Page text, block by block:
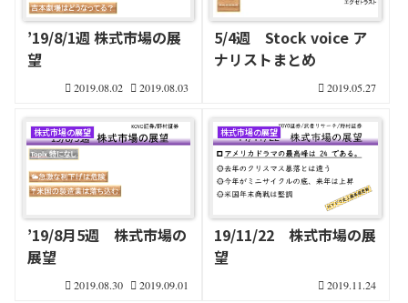
’19/8/1週 株式市場の展
望
2019.08.02 2019.08.03
5/4週 Stock voice ア
ナリストまとめ
2019.05.27
株式市場の展望
’19/8月5週 株式市場の
展望
2019.08.30 2019.09.01
株式市場の展望
19/11/22 株式市場の展
望
2019.11.24